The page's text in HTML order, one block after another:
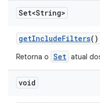
Set<String>
getIncludeFilters()
Retorna o Set atual
void